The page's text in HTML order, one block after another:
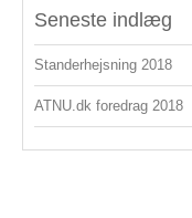
Seneste indlæg
Standerhejsning 2018
ATNU.dk foredrag 2018